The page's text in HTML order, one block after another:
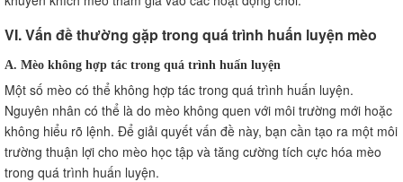
VI. Vấn đề thường gặp trong quá trình huấn luyện mèo
A. Mèo không hợp tác trong quá trình huấn luyện
Một số mèo có thể không hợp tác trong quá trình huấn luyện.
Nguyên nhân có thể là do mèo không quen với môi trường mới hoặc
không hiểu rõ lệnh. Để giải quyết vấn đề này, bạn cần tạo ra một môi
trường thuận lợi cho mèo học tập và tăng cường tích cực hóa mèo
trong quá trình huấn luyện.